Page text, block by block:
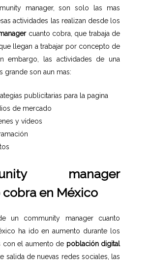
manager, son solo las mas
actividades las realizan desde los
cuanto cobra, que trabaja de
llegan a trabajar por concepto de
embargo, las actividades de una
grande son aun mas:
publicitarias para la pagina
de mercado
y vídeos
manager
en México
un community manager cuanto
ha ido en aumento durante los
con el aumento de población digital
salida de nuevas redes sociales, las